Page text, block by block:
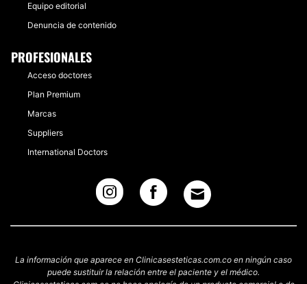
Equipo editorial
Denuncia de contenido
PROFESIONALES
Acceso doctores
Plan Premium
Marcas
Suppliers
International Doctors
La información que aparece en Clinicasesteticas.com.co en ningún caso
puede sustituir la relación entre el paciente y el médico.